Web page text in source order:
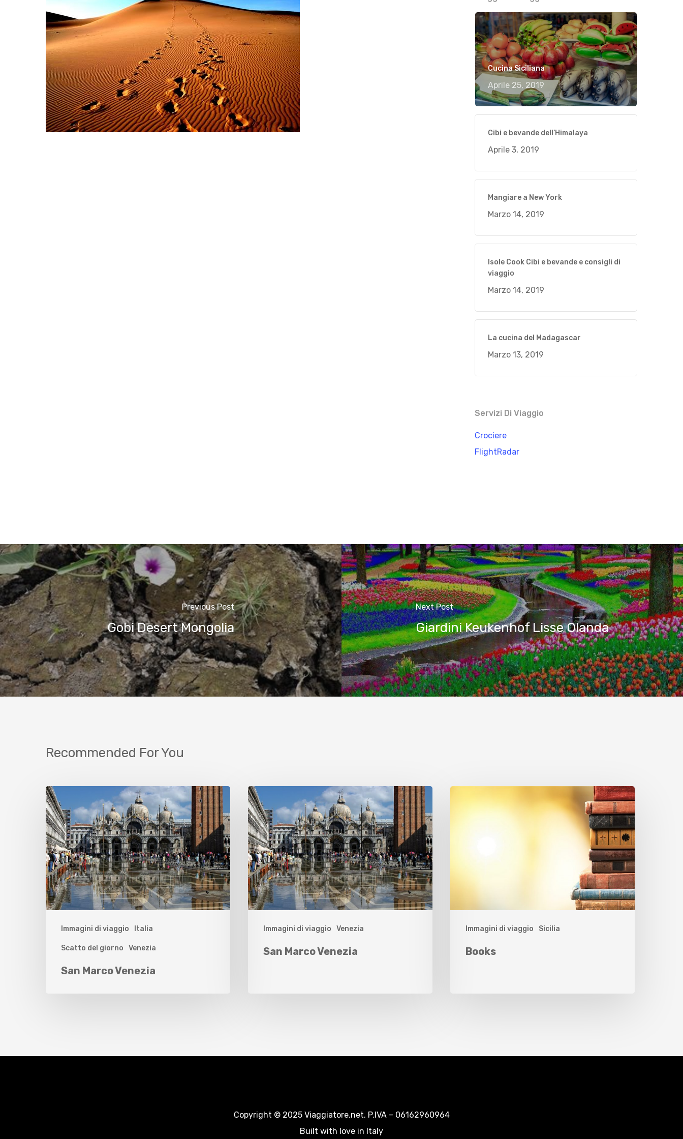
Hit enter to search or ESC to close
Cucina Siciliana
Aprile 25, 2019
Cibi e bevande dell’Himalaya
Aprile 3, 2019
Mangiare a New York
Marzo 14, 2019
Isole Cook Cibi e bevande e consigli di
viaggio
Marzo 14, 2019
La cucina del Madagascar
Marzo 13, 2019
Servizi Di Viaggio
Crociere
FlightRadar
Previous Post
Gobi Desert Mongolia
Next Post
Giardini Keukenhof Lisse Olanda
Recommended For You
Immagini di viaggio Italia
Scatto del giorno Venezia
San Marco Venezia
Immagini di viaggio Venezia
San Marco Venezia
Immagini di viaggio Sicilia
Books
Copyright © 2025 Viaggiatore.net. P.IVA – 06162960964
Built with love in Italy